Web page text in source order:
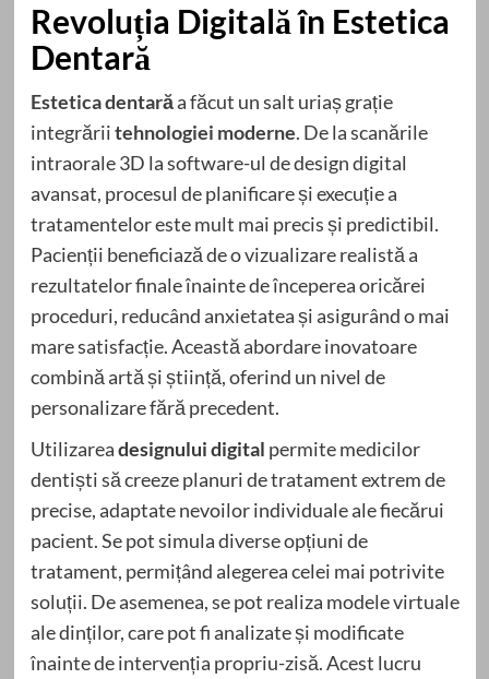
Revoluția Digitală în Estetica
Dentară
Estetica dentarăa făcut un salt uriaș grație
integrăriitehnologiei moderne. De la scanările
intraorale 3D la software-ul de design digital
avansat, procesul de planificare și execuție a
tratamentelor este mult mai precis și predictibil.
Pacienții beneficiază de o vizualizare realistă a
rezultatelor finale înainte de începerea oricărei
proceduri, reducând anxietatea și asigurând o mai
mare satisfacție. Această abordare inovatoare
combină artă și știință, oferind un nivel de
personalizare fără precedent.
Utilizareadesignului digital permite medicilor
dentiști să creeze planuri de tratament extrem de
precise, adaptate nevoilor individuale ale fiecărui
pacient. Se pot simula diverse opțiuni de
tratament, permițând alegerea celei mai potrivite
soluții. De asemenea, se pot realiza modele virtuale
ale dinților, care pot fi analizate și modificate
înainte de intervenția propriu-zisă. Acest lucru